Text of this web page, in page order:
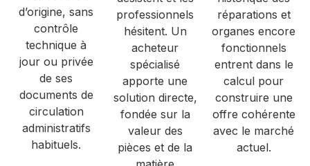
d’origine, sans
contrôle
technique à
jour ou privée
de ses
documents de
circulation
administratifs
habituels.
professionnels
hésitent. Un
acheteur
spécialisé
apporte une
solution directe,
fondée sur la
valeur des
pièces et de la
réparations et
organes encore
fonctionnels
entrent dans le
calcul pour
construire une
offre cohérente
avec le marché
actuel.